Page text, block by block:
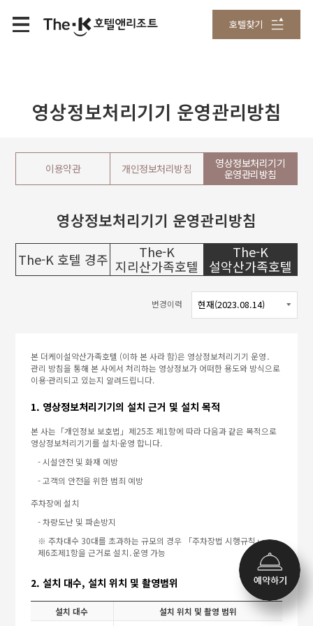
호텔찾기
영상정보처리기기 운영관리방침
이용약관 개인정보처리방침
영상정보처리기기
운영관리방침
영상정보처리기기 운영관리방침
The-K 호텔 경주
The-K
지리산가족호텔
The-K
설악산가족호텔
변경이력
본 더케이설악산가족호텔 (이하 본 사라 함)은 영상정보처리기기 운영․
관리 방침을 통해 본 사에서 처리하는 영상정보가 어떠한 용도와 방식으로
이용·관리되고 있는지 알려드립니다.
1. 영상정보처리기기의 설치 근거 및 설치 목적
본 사는「개인정보 보호법」제25조 제1항에 따라 다음과 같은 목적으로
영상정보처리기기를 설치·운영 합니다.
- 시설안전 및 화재 예방
- 고객의 안전을 위한 범죄 예방
주차장에 설치
- 차량도난 및 파손방지
※ 주차대수 30대를 초과하는 규모의 경우 「주차장법 시행규칙」
제6조제1항을 근거로 설치․운영 가능
2. 설치 대수, 설치 위치 및 촬영범위
설치 대수
설치 위치 및 촬영 범위